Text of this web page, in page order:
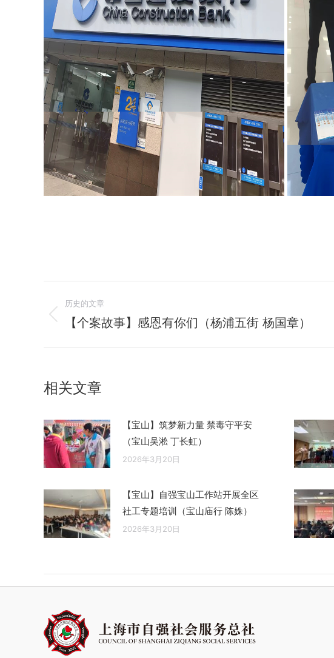
章
导
历史的文章
历
章：
【个案故事】感恩有你们（杨浦五街 杨国章）
相关文章
【宝山】筑梦新力量 禁毒守平安
（宝山吴淞 丁长虹）
2026年3月20日
【宝山】自强宝山工作站开展全区
社工专题培训（宝山庙行 陈姝）
2026年3月20日